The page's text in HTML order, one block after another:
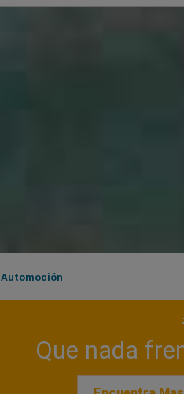
Automoción
Que nada